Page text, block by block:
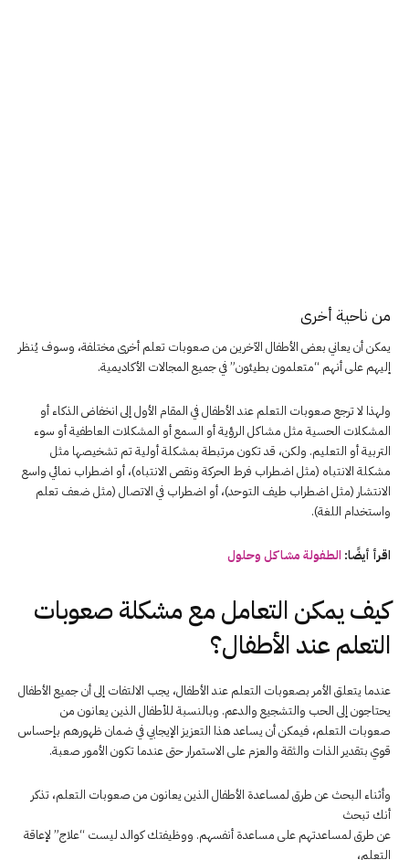
من ناحية أخرى
يمكن أن يعاني بعض الأطفال الآخرين من صعوبات تعلم أخرى مختلفة، وسوف يُنظر
إليهم على أنهم “متعلمون بطيئون” في جميع المجالات الأكاديمية.
ولهذا لا ترجع صعوبات التعلم عند الأطفال في المقام الأول إلى انخفاض الذكاء أو
المشكلات الحسية مثل مشاكل الرؤية أو السمع أو المشكلات العاطفية أو سوء
التربية أو التعليم. ولكن، قد تكون مرتبطة بمشكلة أولية تم تشخيصها مثل
مشكلة الانتباه (مثل اضطراب فرط الحركة ونقص الانتباه)، أو اضطراب نمائي واسع
الانتشار (مثل اضطراب طيف التوحد)، أو اضطراب في الاتصال (مثل ضعف تعلم
واستخدام اللغة).
اقرأ أيضًا: الطفولة مشاكل وحلول
كيف يمكن التعامل مع مشكلة صعوبات
التعلم عند الأطفال؟
عندما يتعلق الأمر بصعوبات التعلم عند الأطفال، يجب الالتفات إلى أن جميع الأطفال
يحتاجون إلى الحب والتشجيع والدعم. وبالنسبة للأطفال الذين يعانون من
صعوبات التعلم، فيمكن أن يساعد هذا التعزيز الإيجابي في ضمان ظهورهم بإحساس
قوي بتقدير الذات والثقة والعزم على الاستمرار حتى عندما تكون الأمور صعبة.
وأثناء البحث عن طرق لمساعدة الأطفال الذين يعانون من صعوبات التعلم، تذكر
أنك تبحث
عن طرق لمساعدتهم على مساعدة أنفسهم. ووظيفتك كوالد ليست “علاج” لإعاقة
التعلم،